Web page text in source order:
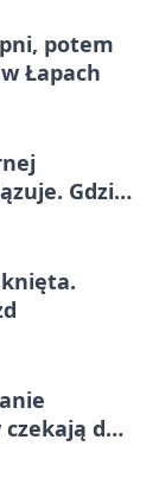
potem
Łapach
Gdzie
dwa